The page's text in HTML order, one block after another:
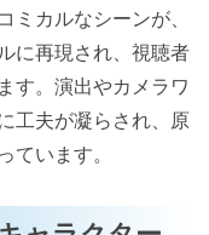
カルなシーンが、
に再現され、視聴者
す。演出やカメラワ
工夫が凝らされ、原
ています。